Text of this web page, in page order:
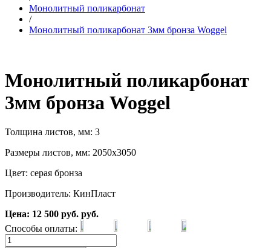
Монолитный поликарбонат
/
Монолитный поликарбонат 3мм бронза Woggel
Монолитный поликарбонат
3мм бронза Woggel
Толщина листов, мм: 3
Размеры листов, мм: 2050х3050
Цвет: серая бронза
Производитель: КинПласт
Цена: 12 500 руб. руб.
Способы оплаты: